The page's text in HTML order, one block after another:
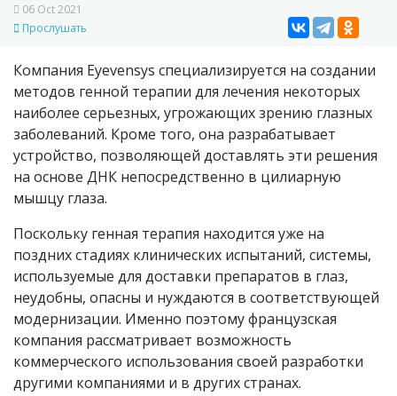
06 Oct 2021
Прослушать
Компания Eyevensys специализируется на создании
методов генной терапии для лечения некоторых
наиболее серьезных, угрожающих зрению глазных
заболеваний. Кроме того, она разрабатывает
устройство, позволяющей доставлять эти решения
на основе ДНК непосредственно в цилиарную
мышцу глаза.
Поскольку генная терапия находится уже на
поздних стадиях клинических испытаний, системы,
используемые для доставки препаратов в глаз,
неудобны, опасны и нуждаются в соответствующей
модернизации. Именно поэтому французская
компания рассматривает возможность
коммерческого использования своей разработки
другими компаниями и в других странах.